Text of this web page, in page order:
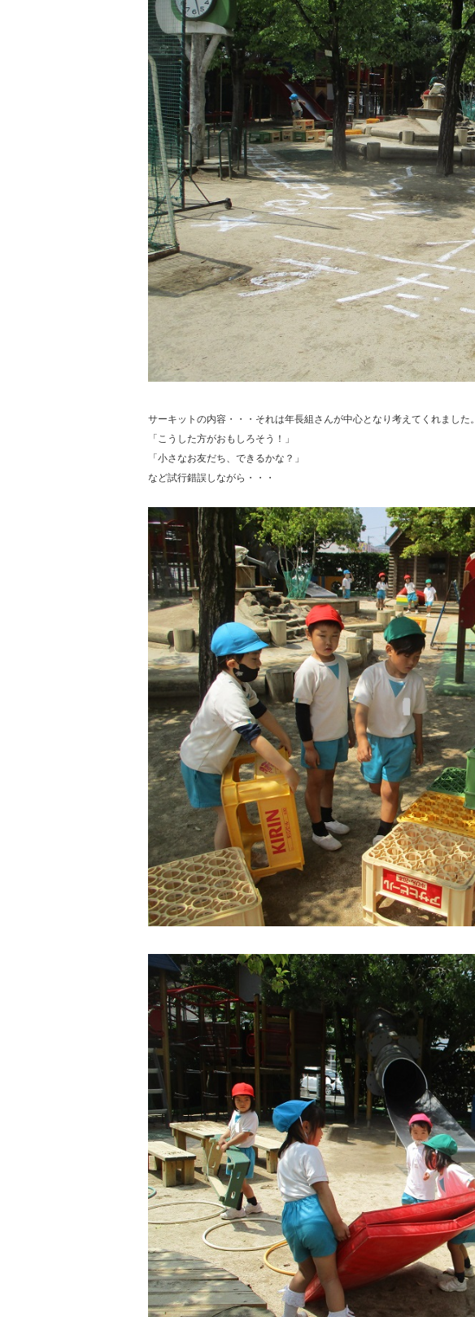
サーキットの内容・・・それは年長組さんが中心となり考えてくれました。
「こうした方がおもしろそう！」
「小さなお友だち、できるかな？」
など試行錯誤しながら・・・